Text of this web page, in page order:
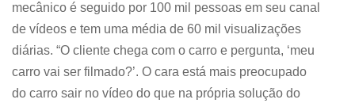
mecânico é seguido por 100 mil pessoas em seu canal
de vídeos e tem uma média de 60 mil visualizações
diárias. “O cliente chega com o carro e pergunta, ‘meu
carro vai ser filmado?’. O cara está mais preocupado
do carro sair no vídeo do que na própria solução do